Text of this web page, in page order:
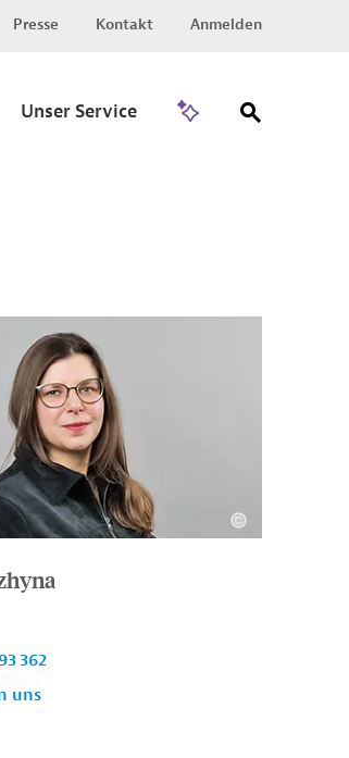
Presse Kontakt Anmelden
Unser Service
362
uns